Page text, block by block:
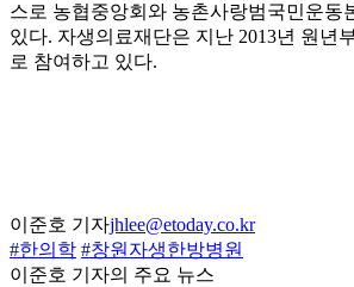
스로 농협중앙회와 농촌사랑범국민운동
있다. 자생의료재단은 지난 2013년 원년
로 참여하고 있다.
이준호 기자jhlee@etoday.co.kr
#한의학 #창원자생한방병원
이준호 기자의 주요 뉴스